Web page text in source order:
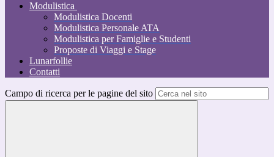
Modulistica
Modulistica Docenti
Modulistica Personale ATA
Modulistica per Famiglie e Studenti
Proposte di Viaggi e Stage
Lunarfollie
Contatti
Campo di ricerca per le pagine del sito